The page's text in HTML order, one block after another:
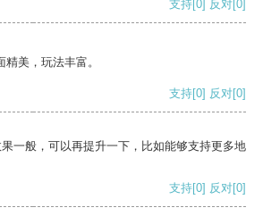
支持[0] 反对[0]
美，玩法丰富。
支持[0] 反对[0]
一般，可以再提升一下，比如能够支持更多地
支持[0] 反对[0]